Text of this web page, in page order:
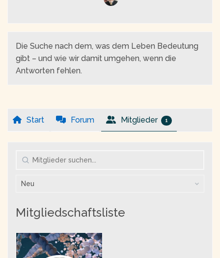
Die Suche nach dem, was dem Leben Bedeutung
gibt – und wie wir damit umgehen, wenn die
Antworten fehlen.
Start Forum Mitglieder 1
Mitglieder
nach:
Mitgliedschaftsliste